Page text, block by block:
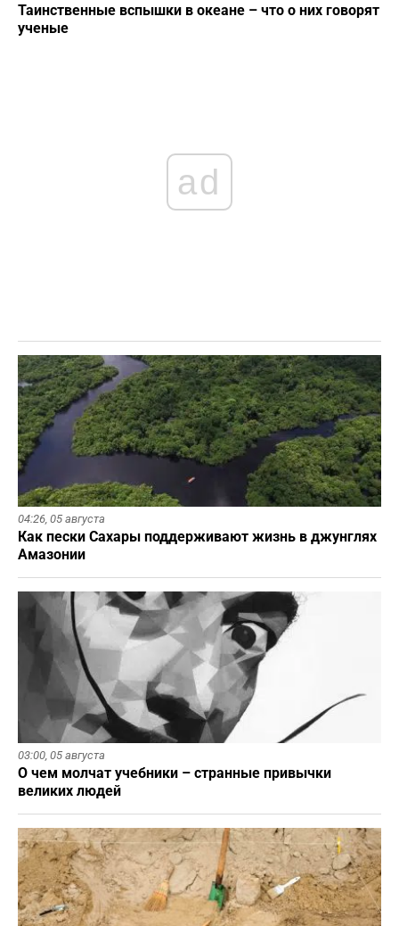
Таинственные вспышки в океане – что о них говорят
ученые
ad
04:26, 05 августа
Как пески Сахары поддерживают жизнь в джунглях
Амазонии
03:00, 05 августа
О чем молчат учебники – странные привычки
великих людей